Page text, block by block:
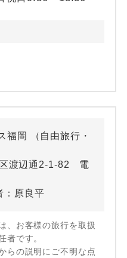
福岡 （自由旅行・
渡辺通2-1-82 電
：原良平
、お客様の旅行を取扱
者です。
らの説明にご不明な点